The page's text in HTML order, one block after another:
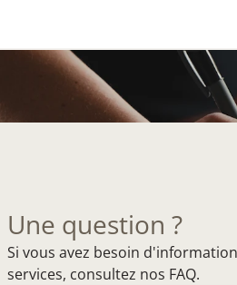
Une question ?
Si vous avez besoin
services, consultez nos FAQ.